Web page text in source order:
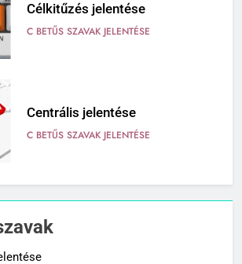
Célkitűzés jelentése
C BETŰS SZAVAK JELENTÉSE
Centrális jelentése
C BETŰS SZAVAK JELENTÉSE
Céltudatos jelentése